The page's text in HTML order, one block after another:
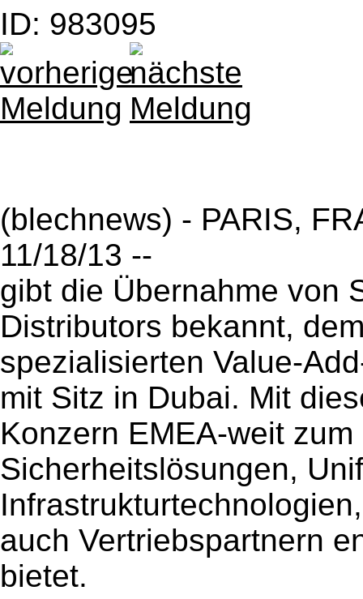
ID: 983095
(blechnews) - PARIS,
11/18/13 --
gibt die Übernahme von
Distributors bekannt,
spezialisierten Value-
mit Sitz in Dubai. Mit
Konzern EMEA-weit
Sicherheitslösungen,
auch Vertriebspartnern
bietet.